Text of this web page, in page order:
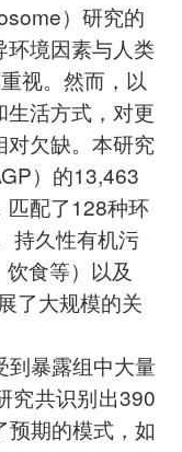
）研究的
环境因素与人类
视。然而，以
活方式，对更
对欠缺。本研究
）的13,463
匹配了128种环
持久性有机污
食等）以及
了大规模的关
暴露组中大量
究共识别出390
期的模式，如